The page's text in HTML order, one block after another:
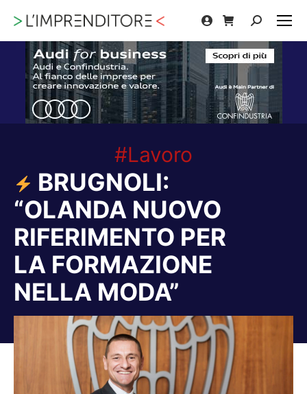
Cerca:
#Lavoro
BRUGNOLI:
“OLANDA NUOVO
RIFERIMENTO PER
LA FORMAZIONE
NELLA MODA”
Tu sei qui: